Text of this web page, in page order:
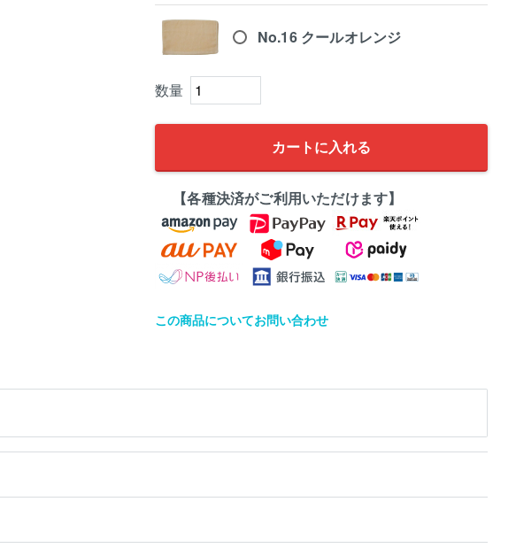
No.16 クールオレンジ
カートに入れる
【各種決済がご利用いただけます】
この商品についてお問い合わせ